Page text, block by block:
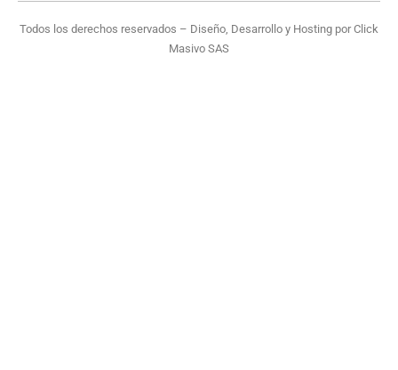
Todos los derechos reservados – Diseño, Desarrollo y Hosting porClick
Masivo SAS